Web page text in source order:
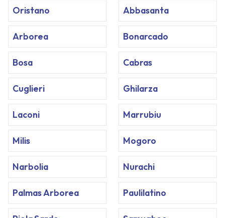
Oristano Abbasanta
Arborea Bonarcado
Bosa Cabras
Cuglieri Ghilarza
Laconi Marrubiu
Milis Mogoro
Narbolia Nurachi
Palmas Arborea Paulilatino